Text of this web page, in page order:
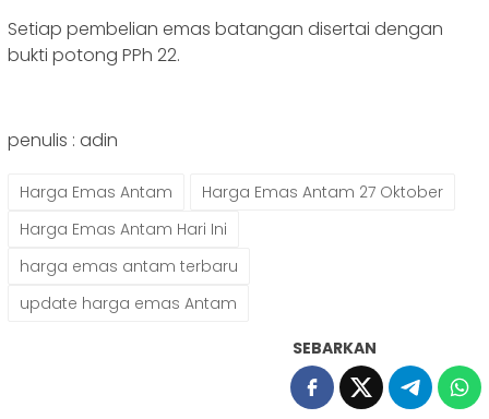
Setiap pembelian emas batangan disertai dengan
bukti potong PPh 22.
penulis : adin
Harga Emas Antam
Harga Emas Antam 27 Oktober
Harga Emas Antam Hari Ini
harga emas antam terbaru
update harga emas Antam
SEBARKAN